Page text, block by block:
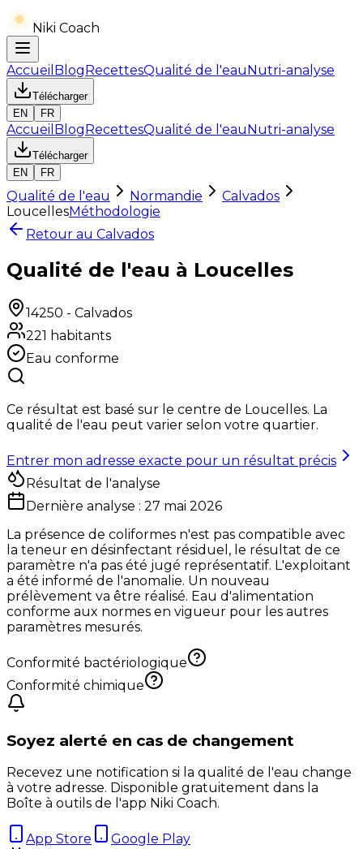
Niki Coach
Accueil BlogRecettesQualité de l'eauNutri-analyse
Télécharger
EN
FR
Accueil BlogRecettesQualité de l'eauNutri-analyse
Télécharger
EN
FR
Qualité de l'eau Normandie
Calvados
LoucellesMéthodologie
Retour au Calvados
Qualité de l'eau à Loucelles
14250 - Calvados
221 habitants
Eau conforme
Ce résultat est basé sur le centre de Loucelles. La
qualité de l'eau peut varier selon votre quartier.
Entrer mon adresse exacte pour un résultat précis
Résultat de l'analyse
Dernière analyse : 27 mai 2026
La présence de coliformes n'est pas compatible avec
la teneur en désinfectant résiduel, le résultat de ce
paramètre n'a pas été jugé représentatif. L'exploitant
a été informé de l'anomalie. Un nouveau
prélèvement va être réalisé. Eau d'alimentation
conforme aux normes en vigueur pour les autres
paramètres mesurés.
Conformité bactériologique
Conformité chimique
Soyez alerté en cas de changement
Recevez une notification si la qualité de l'eau change
à votre adresse. Disponible gratuitement dans la
Boîte à outils de l'app Niki Coach.
App Store
Google Play